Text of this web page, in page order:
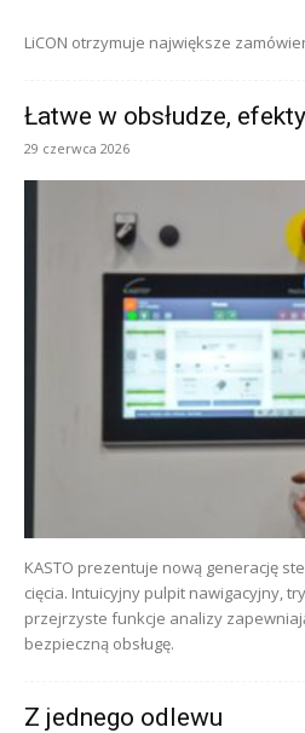
LiCON otrzymuje największe
Łatwe w obsłudze,
29 czerwca 2026
KASTO prezentuje nową generację
cięcia. Intuicyjny pulpit nawigacyjny,
przejrzyste funkcje analizy
bezpieczną obsługę.
Z jednego odlewu